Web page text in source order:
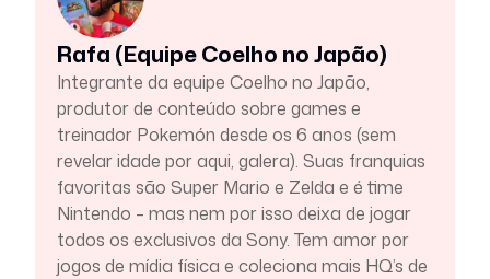
Rafa (Equipe Coelho no Japão)
Integrante da equipe Coelho no Japão,
produtor de conteúdo sobre games e
treinador Pokemón desde os 6 anos (sem
revelar idade por aqui, galera). Suas franquias
favoritas são Super Mario e Zelda e é time
Nintendo – mas nem por isso deixa de jogar
todos os exclusivos da Sony. Tem amor por
jogos de mídia física e coleciona mais HQ’s de